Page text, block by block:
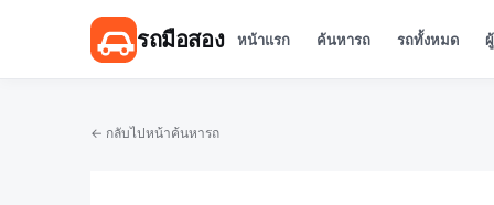
รถมือสอง หน้าแรก ค้นหารถ รถทั้งหมด
← กลับไปหน้าค้นหารถ